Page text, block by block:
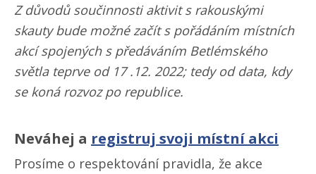
Z důvodů součinnosti aktivit s rakouskými
skauty bude možné začít s pořádáním místních
akcí spojených s předáváním Betlémského
světla teprve od 17 .12. 2022; tedy od data, kdy
se koná rozvoz po republice.
Neváhej a registruj svoji místní akci
Prosíme o respektování pravidla, že akce